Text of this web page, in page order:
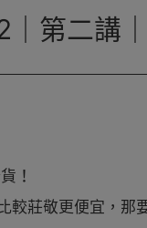
｜第二講
！
莊敬更便宜，那